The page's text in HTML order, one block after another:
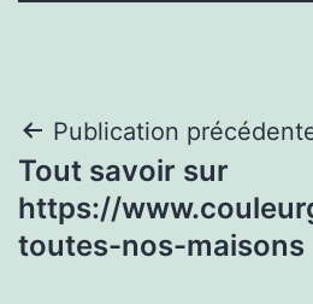
Navigation
de
l’article
Publication
Tout savoir sur
https://
toutes-nos-maisons